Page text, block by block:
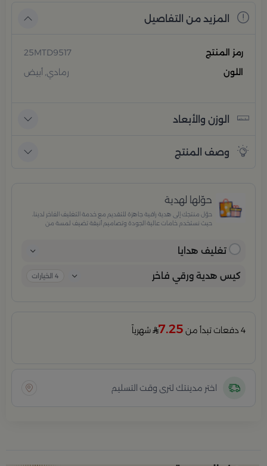
المزيد من التفاصيل
رمز المنتج
25MTD9517
اللون
رمادي, أبيض
الوزن والأبعاد
وصف المنتج
حوّلها لهدية
حوّل منتجك إلى هدية راقية جاهزة للتقديم مع خدمة التغليف الفاخر لدينا،
حيث نستخدم خامات عالية الجودة وتصاميم أنيقة تضيف لمسة من
تغليف هدايا
كيس هدية ورقي فاخر 4 الخيارات
4 دفعات تبدأ من 7.25 شهرياً
اختر مدينتك لترى وقت التسليم